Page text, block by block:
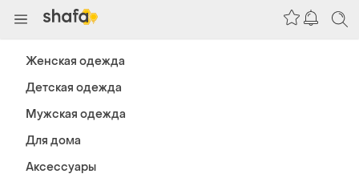
Женская одежда
Детская одежда
Мужская одежда
Для дома
Аксессуары